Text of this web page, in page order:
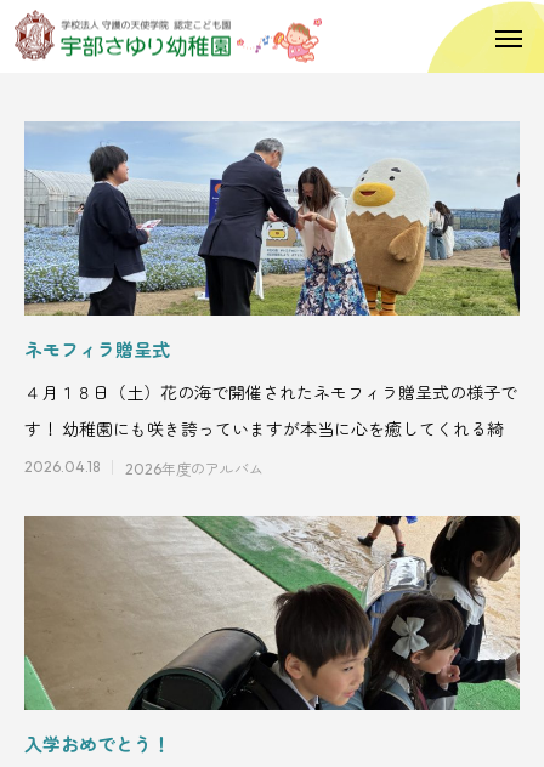
ネモフィラ贈呈式
４月１８日（土）花の海で開催されたネモフィラ贈呈式の様子で
す！ 幼稚園にも咲き誇っていますが本当に心を癒してくれる綺
2026.04.18 2026年度のアルバム
入学おめでとう！